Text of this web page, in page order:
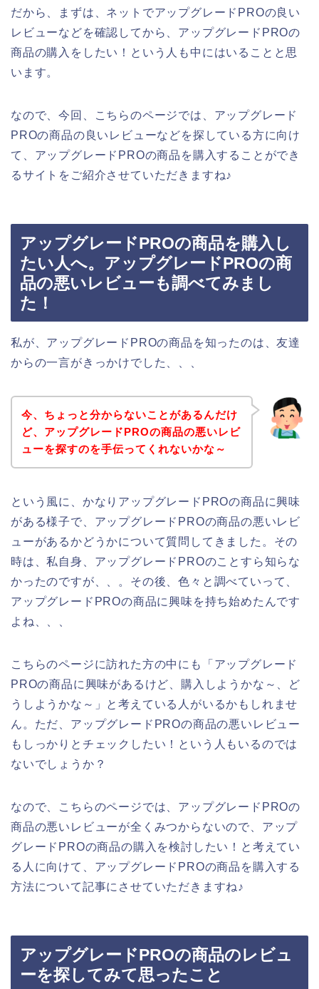
だから、まずは、ネットでアップグレードPROの良い
レビューなどを確認してから、アップグレードPROの
商品の購入をしたい！という人も中にはいることと思
います。
なので、今回、こちらのページでは、アップグレード
PROの商品の良いレビューなどを探している方に向け
て、アップグレードPROの商品を購入することができ
るサイトをご紹介させていただきますね♪
アップグレードPROの商品を購入し
たい人へ。アップグレードPROの商
品の悪いレビューも調べてみまし
た！
私が、アップグレードPROの商品を知ったのは、友達
からの一言がきっかけでした、、、
今、ちょっと分からないことがあるんだけ
ど、アップグレードPROの商品の悪いレビ
ューを探すのを手伝ってくれないかな～
という風に、かなりアップグレードPROの商品に興味
がある様子で、アップグレードPROの商品の悪いレビ
ューがあるかどうかについて質問してきました。その
時は、私自身、アップグレードPROのことすら知らな
かったのですが、、。その後、色々と調べていって、
アップグレードPROの商品に興味を持ち始めたんです
よね、、、
こちらのページに訪れた方の中にも「アップグレード
PROの商品に興味があるけど、購入しようかな～、ど
うしようかな～」と考えている人がいるかもしれませ
ん。ただ、アップグレードPROの商品の悪いレビュー
もしっかりとチェックしたい！という人もいるのでは
ないでしょうか？
なので、こちらのページでは、アップグレードPROの
商品の悪いレビューが全くみつからないので、アップ
グレードPROの商品の購入を検討したい！と考えてい
る人に向けて、アップグレードPROの商品を購入する
方法について記事にさせていただきますね♪
アップグレードPROの商品のレビュ
ーを探してみて思ったこと